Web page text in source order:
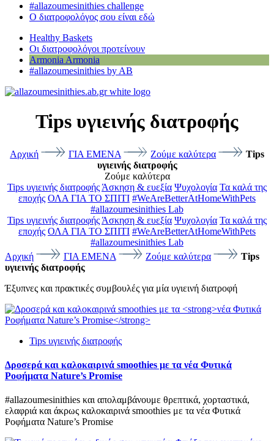
#allazoumesinithies challenge
Ο διατροφολόγος σου είναι εδώ
Healthy Baskets
Οι διατροφολόγοι προτείνουν
Armonia Armonia
#allazoumesinithies by AB
Tips υγιεινής διατροφής
Αρχική ΓΙΑ ΕΜΕΝΑ Ζούμε καλύτερα
Tips
υγιεινής διατροφής
Ζούμε καλύτερα
Tips υγιεινής διατροφής Άσκηση & ευεξία Ψυχολογία Τα καλά της
εποχής ΟΛΑ ΓΙΑ ΤΟ ΣΠΙΤΙ #WeAreBetterAtHomeWithPets
#allazoumesinithies Lab
Tips υγιεινής διατροφής Άσκηση & ευεξία Ψυχολογία Τα καλά της
εποχής ΟΛΑ ΓΙΑ ΤΟ ΣΠΙΤΙ #WeAreBetterAtHomeWithPets
#allazoumesinithies Lab
Αρχική
ΓΙΑ ΕΜΕΝΑ Ζούμε καλύτερα
Tips
υγιεινής διατροφής
Έξυπνες και πρακτικές συμβουλές για μία υγιεινή διατροφή
Tips υγιεινής διατροφής
Δροσερά και καλοκαιρινά smoothies με τα νέα Φυτικά
Ροφήματα Nature’s Promise
#allazoumesinithies και απολαμβάνουμε θρεπτικά, χορταστικά,
ελαφριά και άκρως καλοκαιρινά smoothies με τα νέα Φυτικά
Ροφήματα Nature’s Promise